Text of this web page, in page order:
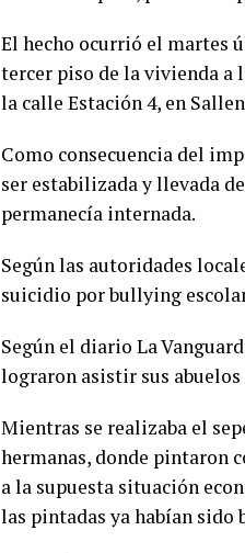
El hecho ocurrió el martes
tercer piso de la vivienda a
la calle Estación 4, en
Como consecuencia del
ser estabilizada y llevada
permanecía internada.
Según las autoridades
suicidio por bullying
Según el diario La
lograron asistir sus
Mientras se realizaba el
hermanas, donde pintaron
a la supuesta situación
las pintadas ya habían sido